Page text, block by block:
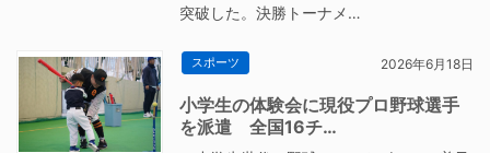
突破した。決勝トーナメ…
スポーツ 2026年6月18日
小学生の体験会に現役プロ野球選手
を派遣 全国16チ…